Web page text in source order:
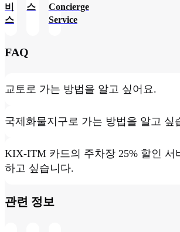
비
스
스
Concierge
Service
FAQ
교토로 가는 방법을 알고 싶어요.
국제화물지구로 가는 방법을 알고 싶
KIX-ITM 카드의 주차장 25% 할인 서
하고 싶습니다.
관련 정보​